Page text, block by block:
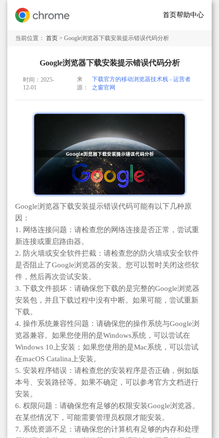
首页帮助中心
当前位置： 首页 > Google浏览器下载安装提示错误代码分析
Google浏览器下载安装提示错误代码分析
时间：2025-
12-01
来
源：
下载官方的移动浏览器技术栈 - 运营者
之窗官网
Google浏览器下载安装提示错误代码可能有以下几种原
因：
1. 网络连接问题：请检查您的网络连接是否正常，尝试重
新连接或重启路由器。
2. 防火墙或安全软件拦截：请检查您的防火墙或安全软件
是否阻止了Google浏览器的安装。您可以暂时关闭这些软
件，然后再次尝试安装。
3. 下载文件损坏：请确保您下载的是完整的Google浏览器
安装包，并且下载过程中没有中断。如果可能，尝试重新
下载。
4. 操作系统兼容性问题：请确保您的操作系统与Google浏
览器兼容。如果您使用的是Windows系统，可以尝试在
Windows 10上安装；如果您使用的是Mac系统，可以尝试
在macOS Catalina上安装。
5. 安装程序错误：请检查您的安装程序是否正确，例如版
本号、安装路径等。如果不确定，可以参考官方文档进行
安装。
6. 权限问题：请确保您有足够的权限安装Google浏览器。
在某些情况下，可能需要管理员权限才能安装。
7. 系统资源不足：请确保您的计算机有足够的内存和处理